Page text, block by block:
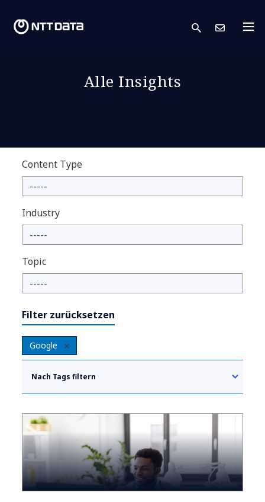
search
Alle Insights
Content Type
Industry
Topic
Filter zurücksetzen
Google
Nach Tags filtern